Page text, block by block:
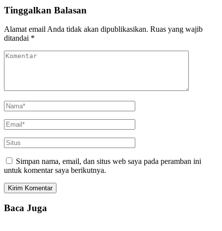
Tinggalkan Balasan
Alamat email Anda tidak akan dipublikasikan. Ruas yang wajib
ditandai *
Simpan nama, email, dan situs web saya pada peramban ini
untuk komentar saya berikutnya.
Baca Juga